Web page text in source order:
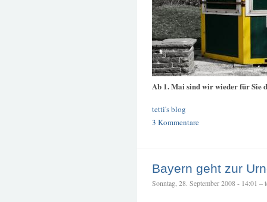
Ab 1. Mai sind wir wieder für Sie
tetti's blog
3 Kommentare
Bayern geht zur
Sonntag, 28. September 2008 - 14:01 –